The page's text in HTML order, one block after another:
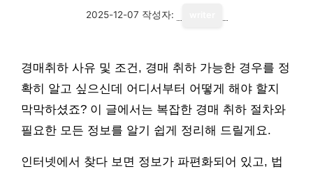
2025-12-07 작성자:
경매취하 사유 및 조건, 경매 취하 가능한 경우를 정
확히 알고 싶으신데 어디서부터 어떻게 해야 할지
막막하셨죠? 이 글에서는 복잡한 경매 취하 절차와
필요한 모든 정보를 알기 쉽게 정리해 드릴게요.
인터넷에서 찾다 보면 정보가 파편화되어 있고, 법